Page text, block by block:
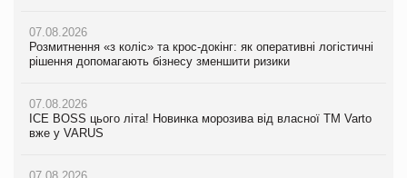
07.08.2026
Розмитнення «з коліс» та крос-докінг: як оперативні логістичні
рішення допомагають бізнесу зменшити ризики
07.08.2026
ICE BOSS цього літа! Новинка морозива від власної ТМ Varto
вже у VARUS
07.08.2026
Розмитнення «з коліс» та крос-докінг: як оперативні логістичні
рішення допомагають бізнесу зменшити ризики
07.08.2026
ICE BOSS цього літа! Новинка морозива від власної ТМ Varto
вже у VARUS
07.08.2026
Kraft Heinz скоротила збиток у першому півріччі
Продажі Hugo Boss впали на 9%